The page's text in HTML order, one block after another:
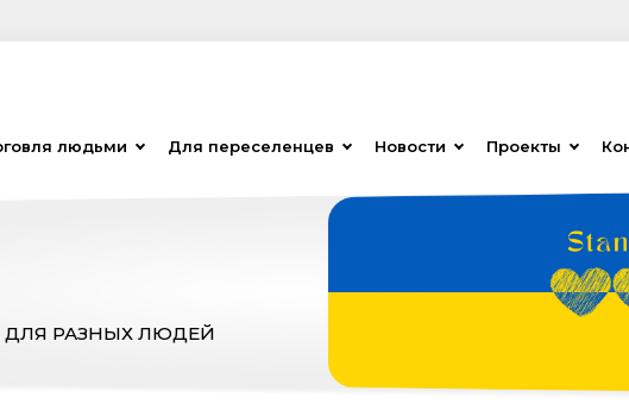
людьми Для переселенцев Новости Проекты
ДЛЯ РАЗНЫХ ЛЮДЕЙ